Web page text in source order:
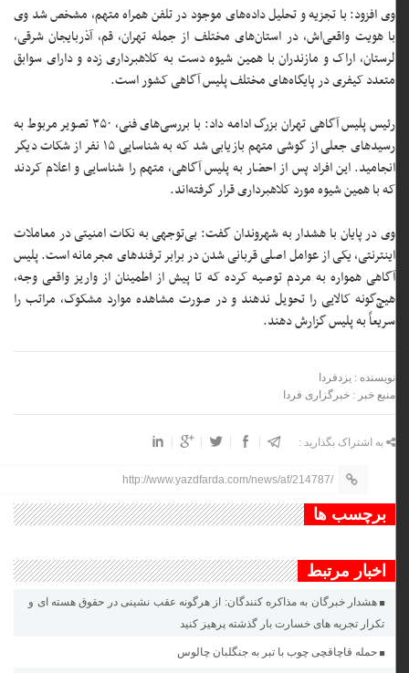
وی افزود: با تجزیه و تحلیل داده‌های موجود در تلفن همراه متهم، مشخص شد وی
با هویت واقعی‌اش، در استان‌های مختلف از جمله تهران، قم، آذربایجان شرقی،
لرستان، اراک و مازندران با همین شیوه دست به کلاهبرداری زده و دارای سوابق
متعدد کیفری در پایگاه‌های مختلف پلیس آگاهی کشور است.
رئیس پلیس آگاهی تهران بزرگ ادامه داد: با بررسی‌های فنی، ۳۵۰ تصویر مربوط به
رسیدهای جعلی از گوشی متهم بازیابی شد که به شناسایی ۱۵ نفر از شکات دیگر
انجامید. این افراد پس از احضار به پلیس آگاهی، متهم را شناسایی و اعلام کردند
که با همین شیوه مورد کلاهبرداری قرار گرفته‌اند.
وی در پایان با هشدار به شهروندان گفت: بی‌توجهی به نکات امنیتی در معاملات
اینترنتی، یکی از عوامل اصلی قربانی شدن در برابر ترفندهای مجرمانه است. پلیس
آگاهی همواره به مردم توصیه کرده که تا پیش از اطمینان از واریز واقعی وجه،
هیچ‌گونه کالایی را تحویل ندهند و در صورت مشاهده موارد مشکوک، مراتب را
سریعاً به پلیس گزارش دهند.
نویسنده : یزدفردا
منبع خبر : خبرگزاری فردا
به اشتراک بگذارید :
http://www.yazdfarda.com/news/af/214787/
برچسب ها
اخبار مرتبط
هشدار خبرگان به مذاکره کنندگان: از هرگونه عقب نشینی در حقوق هسته ای و
تکرار تجربه های خسارت بار گذشته پرهیز کنید
حمله قاچاقچی چوب با تبر به جنگلبان چالوس